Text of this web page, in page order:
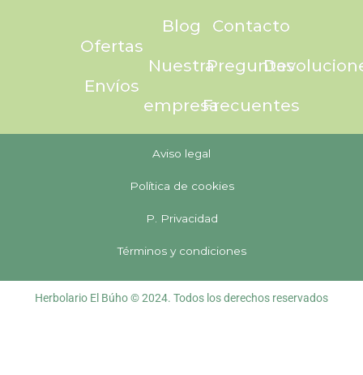
Ofertas
Envíos
Blog
Nuestra
empresa
Contacto
Preguntas
Frecuentes
Aviso legal
Política de cookies
P. Privacidad
Términos y condiciones
Herbolario El Búho © 2024. Todos los derechos reservados